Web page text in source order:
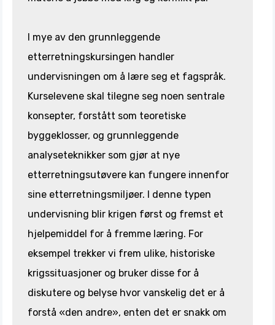
I mye av den grunnleggende
etterretningskursingen handler
undervisningen om å lære seg et fagspråk.
Kurselevene skal tilegne seg noen sentrale
konsepter, forstått som teoretiske
byggeklosser, og grunnleggende
analyseteknikker som gjør at nye
etterretningsutøvere kan fungere innenfor
sine etterretningsmiljøer. I denne typen
undervisning blir krigen først og fremst et
hjelpemiddel for å fremme læring. For
eksempel trekker vi frem ulike, historiske
krigssituasjoner og bruker disse for å
diskutere og belyse hvor vanskelig det er å
forstå «den andre», enten det er snakk om